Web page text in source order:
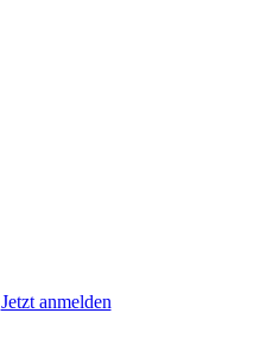
Jetzt anmelden